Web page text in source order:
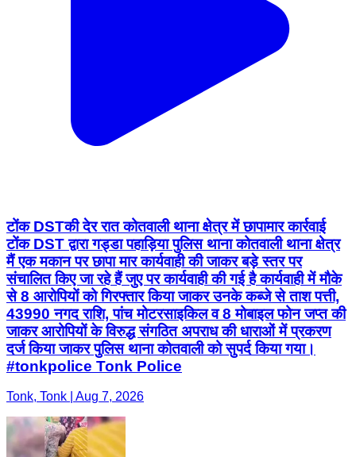
टोंक DSTकी देर रात कोतवाली थाना क्षेत्र में छापामार कार्रवाई
टोंक DST द्वारा गड्डा पहाड़िया पुलिस थाना कोतवाली थाना क्षेत्र
मैं एक मकान पर छापा मार कार्यवाही की जाकर बड़े स्तर पर
संचालित किए जा रहे हैं जुए पर कार्यवाही की गई है कार्यवाही में मौके
से 8 आरोपियों को गिरफ्तार किया जाकर उनके कब्जे से ताश पत्ती,
43990 नगद राशि, पांच मोटरसाइकिल व 8 मोबाइल फोन जप्त की
जाकर आरोपियों के विरुद्ध संगठित अपराध की धाराओं में प्रकरण
दर्ज किया जाकर पुलिस थाना कोतवाली को सुपर्द किया गया।
#tonkpolice Tonk Police
Tonk, Tonk | Aug 7, 2026